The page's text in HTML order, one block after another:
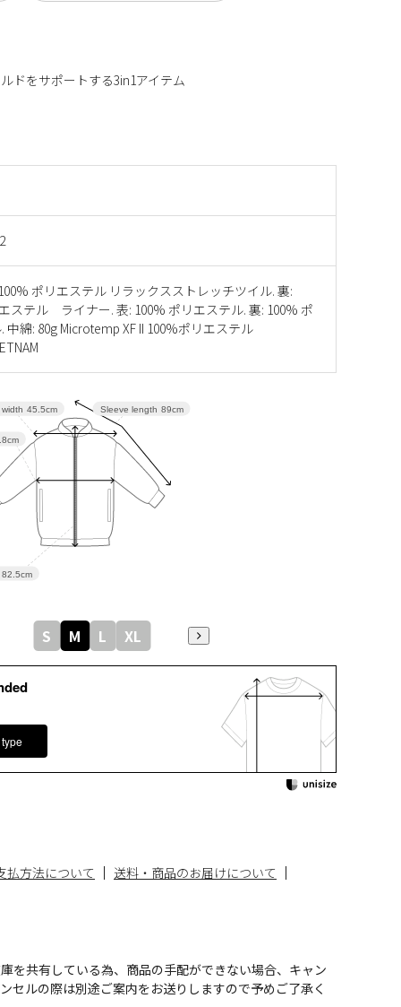
ポリエステル リラックスストレッチツイル. 裏:
ステル ライナー. 表: 100% ポリエステル. 裏: 100% ポ
中綿: 80g Microtemp XF II 100%ポリエステル
ドをサポートする3in1アイテム
払方法について
送料・商品のお届けについて
を共有している為、商品の手配ができない場合、キャン
セルの際は別途ご案内をお送りしますので予めご了承く
Sleeve length 89cm
82.5cm
45.5cm
S M L XL